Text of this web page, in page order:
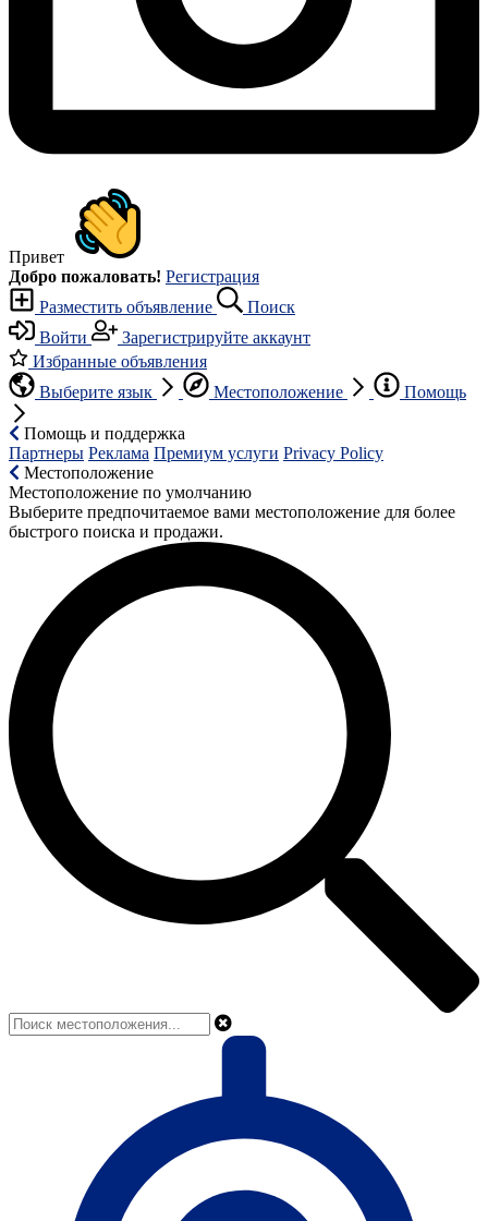
Привет
Добро пожаловать! Регистрация
Разместить объявление
Поиск
Войти
Зарегистрируйте аккаунт
Избранные объявления
Выберите язык
Местоположение Помощь
Помощь и поддержка
Партнеры Реклама Премиум услуги Privacy Policy
Местоположение
Местоположение по умолчанию
Выберите предпочитаемое вами местоположение для более
быстрого поиска и продажи.